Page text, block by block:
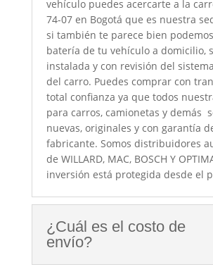
vehículopuedes acercarte a la
74-07 en Bogotá que es nuestra
si también te parece bien
batería de tu vehículo a domicilio,
instalada y con revisión del
del carro. Puedes comprar con
total confianza ya que todos
para carros, camionetas y demás
nuevas, originales y con garantía
fabricante. Somos distribuidores
de WILLARD, MAC, BOSCH Y
inversión está protegida desde el
¿Cuál es el costo de
envío?